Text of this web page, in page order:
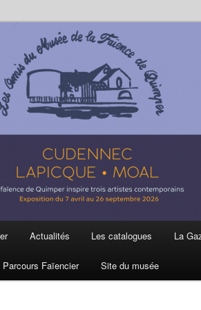
et de la Faïence
Actualités Les catalogues La
Parcours Faïencier Site du musée